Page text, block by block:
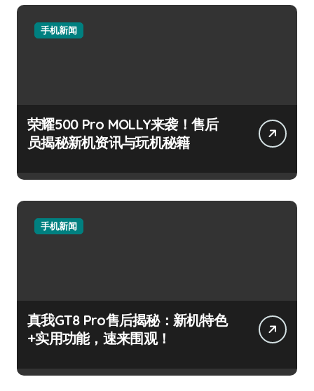
手机新闻
荣耀500 Pro MOLLY来袭！售后
员揭秘新机资讯与玩机秘籍
手机新闻
真我GT8 Pro售后揭秘：新机特色
+实用功能，速来围观！